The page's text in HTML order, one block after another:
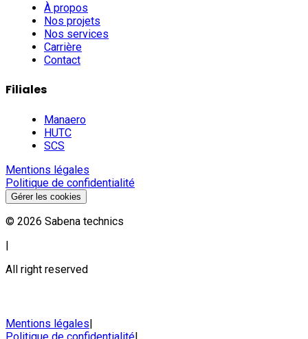
À propos
Nos projets
Nos services
Carrière
Contact
Filiales
Manaero
HUTC
SCS
Mentions légales
Politique de confidentialité
Gérer les cookies
© 2026 Sabena technics
|
All right reserved
Mentions légales|
Politique de confidentialité|